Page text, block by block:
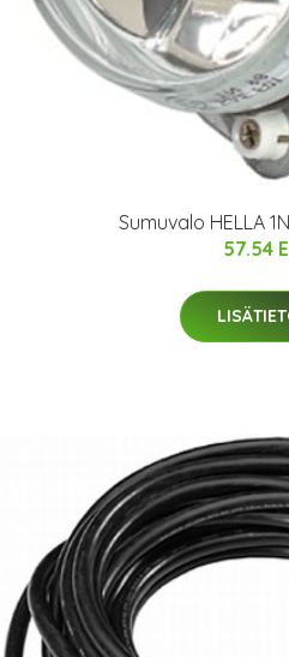
Sumuvalo HELLA
57.54